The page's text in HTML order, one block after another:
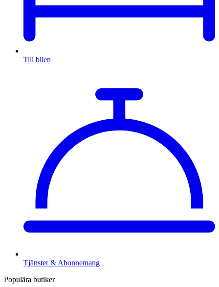
Till bilen
Tjänster & Abonnemang
Populära butiker